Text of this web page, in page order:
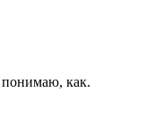
понимаю, как.